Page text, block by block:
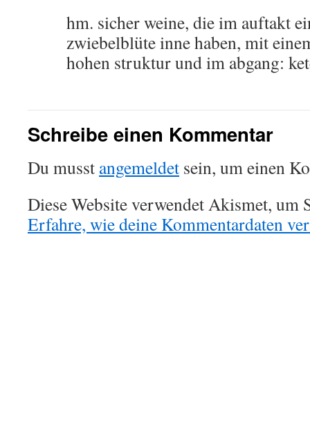
hm. sicher weine, die im auftakt
zwiebelblüte inne haben, mit
hohen struktur und im abgang:
Schreibe einen Kommentar
Du musst angemeldet sein, um einen
Diese Website verwendet Akismet, um
Erfahre, wie deine Kommentardaten